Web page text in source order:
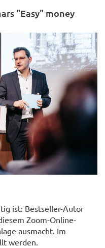
"Easy" money
ist: Bestseller-Autor
Zoom-Online-
ausmacht. Im
werden.